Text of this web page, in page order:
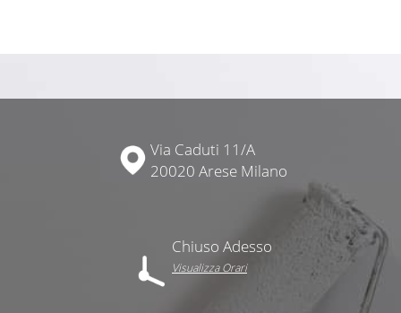
Via Caduti 11/A
20020 Arese Milano
Chiuso Adesso
Visualizza Orari